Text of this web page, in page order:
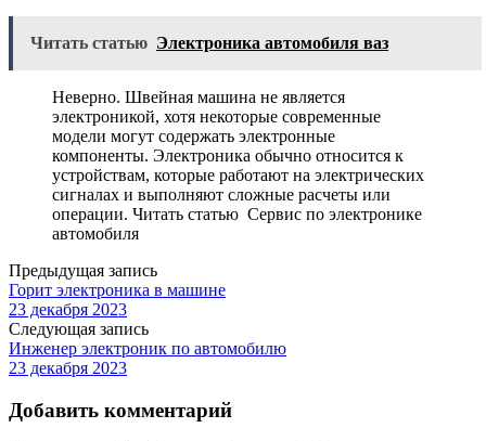
Читать статью Электроника автомобиля ваз
Неверно. Швейная машина не является
электроникой, хотя некоторые современные
модели могут содержать электронные
компоненты. Электроника обычно относится к
устройствам, которые работают на электрических
сигналах и выполняют сложные расчеты или
операции. Читать статью Сервис по электронике
автомобиля
Предыдущая запись
Горит электроника в машине
23 декабря 2023
Следующая запись
Инженер электроник по автомобилю
23 декабря 2023
Добавить комментарий